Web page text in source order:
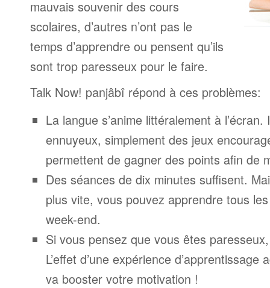
mauvais souvenir des cours
scolaires, d’autres n’ont pas le
temps d’apprendre ou pensent qu’ils
sont trop paresseux pour le faire.
Talk Now! panjâbî répond à ces problèmes:
La langue s’anime littéralement à l’écran.
ennuyeux, simplement des jeux
permettent de gagner des points afin de
Des séances de dix minutes suffisent.
plus vite, vous pouvez apprendre tous
week-end.
Si vous pensez que vous êtes
L’effet d’une expérience
va booster votre motivation !